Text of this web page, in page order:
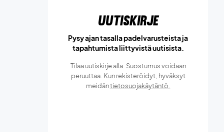
Uutiskirje
Pysy ajan tasalla padelvarusteista ja
tapahtumista liittyvistä uutisista.
Tilaa uutiskirje alla. Suostumus voidaan
peruuttaa. Kun rekisteröidyt, hyväksyt
meidäntietosuojakäytäntö.